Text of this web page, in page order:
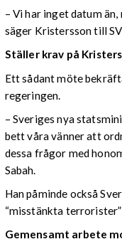
– Vi har inget datum
säger Kristersson till
Ställer krav på
Ett sådant möte
regeringen.
– Sveriges nya
bett våra vänner att
dessa frågor med
Sabah.
Han påminde också
“misstänkta
Gemensamt arbete